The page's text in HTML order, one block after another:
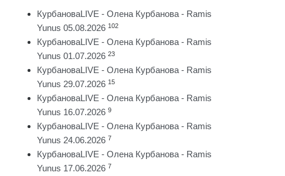
КурбановаLIVE - Олена Курбанова - Ramis
Yunus 05.08.2026 102
КурбановаLIVE - Олена Курбанова - Ramis
Yunus 01.07.2026 23
КурбановаLIVE - Олена Курбанова - Ramis
Yunus 29.07.2026 15
КурбановаLIVE - Олена Курбанова - Ramis
Yunus 16.07.2026 9
КурбановаLIVE - Олена Курбанова - Ramis
Yunus 24.06.2026 7
КурбановаLIVE - Олена Курбанова - Ramis
Yunus 17.06.2026 7